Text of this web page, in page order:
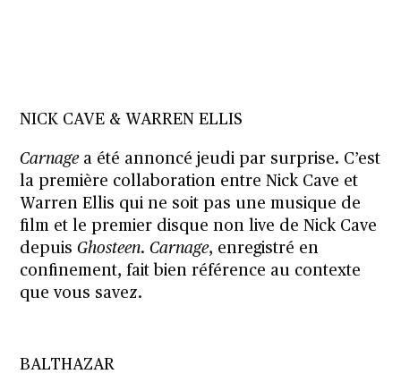
NICK CAVE & WARREN ELLIS
Carnagea été annoncé jeudi par surprise. C’est
la première collaboration entre Nick Cave et
Warren Ellis qui ne soit pas une musique de
film et le premier disque non live de Nick Cave
depuisGhosteen.Carnage, enregistré en
confinement, fait bien référence au contexte
que vous savez.
BALTHAZAR